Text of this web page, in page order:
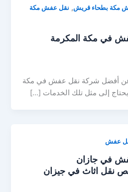
مكة بطحاء قريش, نقل عفش مكة
في مكة المكرمة
عن أفضل شركة نقل عفش في مكة
يحتاج إلى مثل تلك الخدمات […]
عفش
في جازان